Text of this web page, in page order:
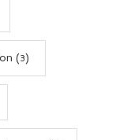
(3)